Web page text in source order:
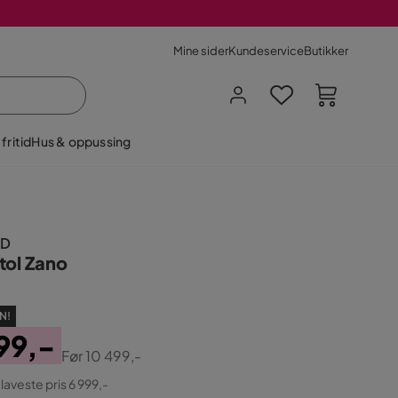
Mine siderKundeserviceButikker
fritidHus & oppussing
Zano
Før10 499,-
pris 6 999,-